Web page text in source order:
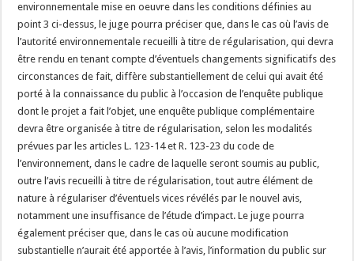
environnementale mise en oeuvre dans les conditions définies au
point 3 ci-dessus, le juge pourra préciser que, dans le cas où l’avis de
l’autorité environnementale recueilli à titre de régularisation, qui devra
être rendu en tenant compte d’éventuels changements significatifs des
circonstances de fait, diffère substantiellement de celui qui avait été
porté à la connaissance du public à l’occasion de l’enquête publique
dont le projet a fait l’objet, une enquête publique complémentaire
devra être organisée à titre de régularisation, selon les modalités
prévues par les articles L. 123-14 et R. 123-23 du code de
l’environnement, dans le cadre de laquelle seront soumis au public,
outre l’avis recueilli à titre de régularisation, tout autre élément de
nature à régulariser d’éventuels vices révélés par le nouvel avis,
notamment une insuffisance de l’étude d’impact. Le juge pourra
également préciser que, dans le cas où aucune modification
substantielle n’aurait été apportée à l’avis, l’information du public sur